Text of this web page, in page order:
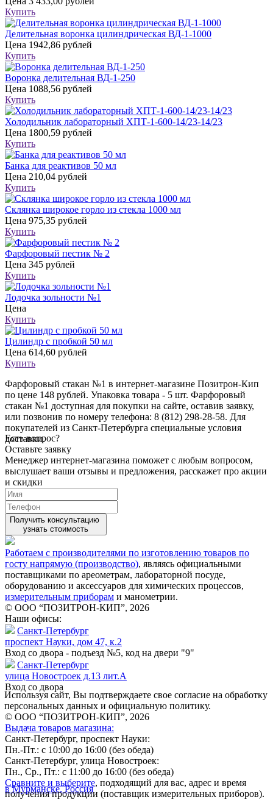
Купить
Делительная воронка цилиндрическая ВД-1-1000
Цена 1942,86 рублей
Купить
Воронка делительная ВД-1-250
Цена 1088,56 рублей
Купить
Холодильник лабораторный ХПТ-1-600-14/23-14/23
Цена 1800,59 рублей
Купить
Банка для реактивов 50 мл
Цена 210,04 рублей
Купить
Склянка широкое горло из стекла 1000 мл
Цена 975,35 рублей
Купить
Фарфоровый пестик № 2
Цена 345 рублей
Купить
Лодочка зольности №1
Цена
Купить
Цилиндр с пробкой 50 мл
Цена 614,60 рублей
Купить
Фарфоровый стакан №1 в интернет-магазине Позитрон-Кип
по цене 148 рублей. Упаковка товара - 5 шт. Фарфоровый
стакан №1 доступная для покупки на сайте, оставив заявку,
или позвонив по номеру телефона: 8 (812) 298-28-58. Для
покупателей из Санкт-Петербурга специальные условия
доставки.
Есть вопрос?
Оставьте заявку
Менеджер интернет-магазина поможет с любым вопросом,
выслушает ваши отзывы и предложения, расскажет про акции
и скидки
Получить консультацию
узнать стоимость
Работаем с производителями по изготовлению товаров по
госту напрямую (производство), являясь официальными
поставщиками по ареометрам, лабораторной посуде,
оборудованию и аксессуаров для химических процессов,
измерительным приборам и манометрии.
© ООО “ПОЗИТРОН-КИП”, 2026
Наши офисы:
Санкт-Петербург
проспект Науки, дом 47, к.2
Вход со двора - подъезд №5, код на двери "9"
Санкт-Петербург
улица Новостроек д.13 лит.А
Вход со двора
Используя сайт, Вы подтверждаете свое согласие на обработку
персональных данных и официальную политику.
© ООО “ПОЗИТРОН-КИП”, 2026
Выдача товаров магазина:
Санкт-Петербург, проспект Науки:
Пн.-Пт.: с 10:00 до 16:00 (без обеда)
Санкт-Петербург, улица Новостроек:
Пн., Ср., Пт.: с 11:00 до 16:00 (без обеда)
Сравните и выберите, подходящий для вас, адрес и время
получения продукции (поставщик измерительных приборов).
в Мурманске, Россия